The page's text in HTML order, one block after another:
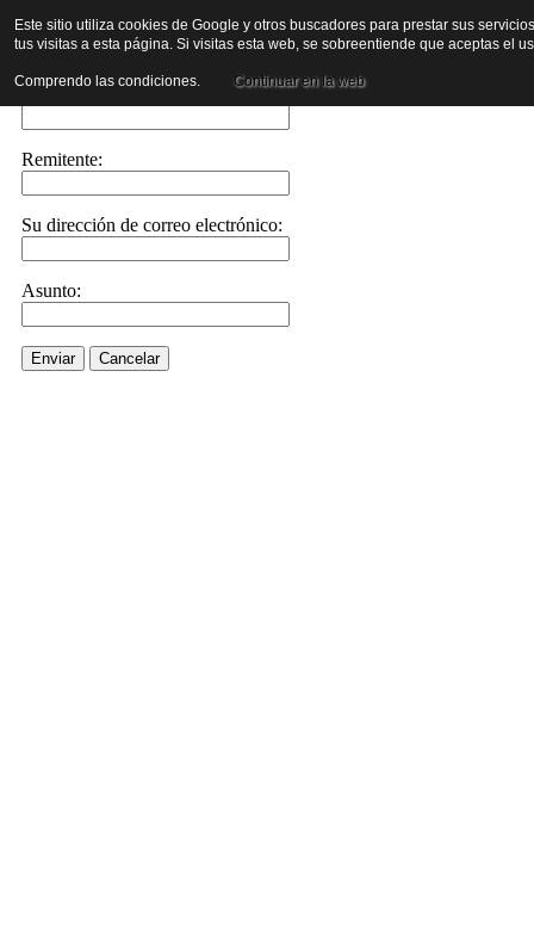
Envíe este enlace a un amigo por correo electrónico
Enviar correo electrónico a::
Remitente:
Su dirección de correo electrónico:
Asunto:
Enviar Cancelar
Este sitio utiliza cookies de Google y otros buscadores para prestar sus
tus visitas a esta página. Si visitas esta web, se sobreentiende que aceptas el
Comprendo las condiciones. Continuar en la web